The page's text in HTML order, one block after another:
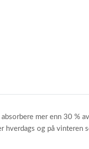
mer enn 30 %
og på vinteren